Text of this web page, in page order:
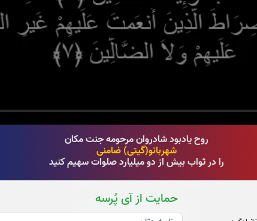
روح یادبود شادروان مرحومه جنت مکان
شهربانو(گیتی) ضامنی
را در ثواب بیش از دو میلیارد صلوات سهیم کنید
حمایت از آی پُرسه
قرائت سوره الرحمن را تقبل میکنم
قرائت سوره یاسین را تقبل میکنم